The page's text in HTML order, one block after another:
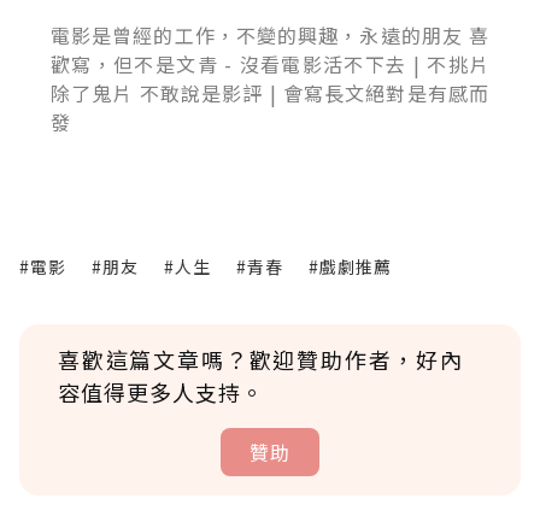
電影是曾經的工作，不變的興趣，永遠的朋友 喜
歡寫，但不是文青 - 沒看電影活不下去 | 不挑片
除了鬼片 不敢說是影評 | 會寫長文絕對是有感而
發
#電影 #朋友 #人生 #青春 #戲劇推薦
喜歡這篇文章嗎？歡迎贊助作者，好內
容值得更多人支持。
贊助